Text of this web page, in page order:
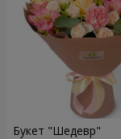
Букет "Шедевр"